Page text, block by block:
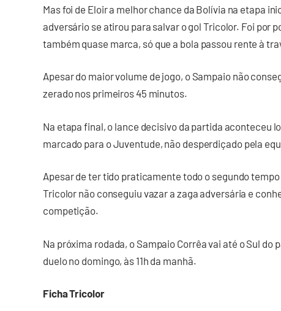
Mas foi de Eloir a melhor chance da Bolívia na etapa
adversário se atirou para salvar o gol Tricolor. Foi por
também quase marca, só que a bola passou rente à
Apesar do maior volume de jogo, o Sampaio não
zerado nos primeiros 45 minutos.
Na etapa final, o lance decisivo da partida aconteceu
marcado para o Juventude, não desperdiçado pela
Apesar de ter tido praticamente todo o segundo
Tricolor não conseguiu vazar a zaga adversária e
competição.
Na próxima rodada, o Sampaio Corrêa vai até o Sul do
duelo no domingo, às 11h da manhã.
Ficha Tricolor